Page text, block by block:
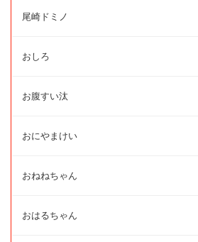
尾崎ドミノ
おしろ
お腹すい汰
おにやまけい
おねねちゃん
おはるちゃん